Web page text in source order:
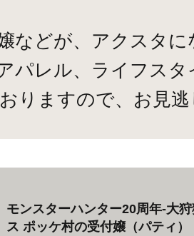
などが、アクスタ
パレル、ライフス
りますので、お見
モンスターハンター20周年-大
ス ポッケ村の受付嬢（パティ）